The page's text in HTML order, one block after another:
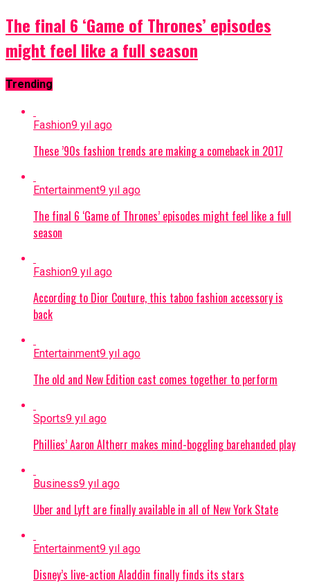
The final 6 ‘Game of Thrones’ episodes
might feel like a full season
Trending
Fashion9 yıl ago
These ’90s fashion trends are making a comeback in 2017
Entertainment9 yıl ago
The final 6 ‘Game of Thrones’ episodes might feel like a full
season
Fashion9 yıl ago
According to Dior Couture, this taboo fashion accessory is
back
Entertainment9 yıl ago
The old and New Edition cast comes together to perform
Sports9 yıl ago
Phillies’ Aaron Altherr makes mind-boggling barehanded play
Business9 yıl ago
Uber and Lyft are finally available in all of New York State
Entertainment9 yıl ago
Disney’s live-action Aladdin finally finds its stars